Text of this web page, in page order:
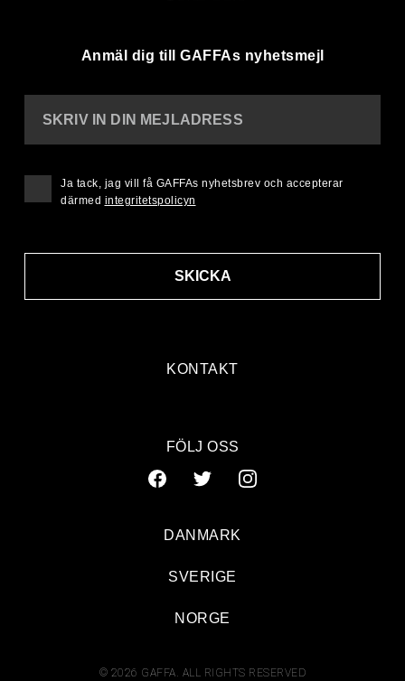
Anmäl dig till GAFFAs nyhetsmejl
KONTAKT
SKRIV IN DIN MEJLADRESS
SKICKA
Ja tack, jag vill få GAFFAs nyhetsbrev och accepterar
därmed integritetspolicyn
FÖLJ OSS
© 2026 GAFFA. ALL RIGHTS RESERVED
DANMARK
SVERIGE
NORGE